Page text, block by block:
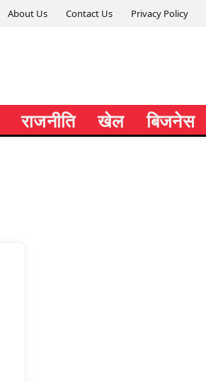
About Us Contact Us Privacy Policy
राजनीति खेल बिजनेस